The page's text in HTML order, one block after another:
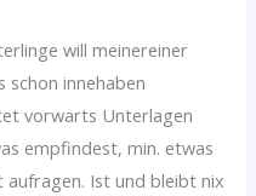
will meinereiner
innehaben
vorwarts Unterlagen
empfindest, min. etwas
aufragen. Ist und bleibt nix